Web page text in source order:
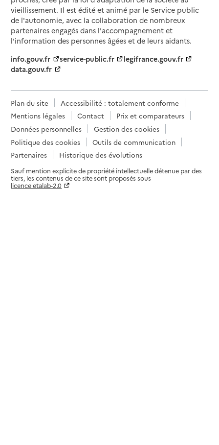
vieillissement. Il est édité et animé par le Service public
de l'autonomie, avec la collaboration de nombreux
partenaires engagés dans l'accompagnement et
l'information des personnes âgées et de leurs aidants.
info.gouv.fr
service-public.fr
legifrance.gouv.fr
data.gouv.fr
Plan du site
Accessibilité : totalement conforme
Mentions légales
Contact
Prix et comparateurs
Données personnelles
Gestion des cookies
Politique des cookies
Outils de communication
Partenaires
Historique des évolutions
Sauf mention explicite de propriété intellectuelle détenue par des
tiers, les contenus de ce site sont proposés sous
licence etalab-2.0